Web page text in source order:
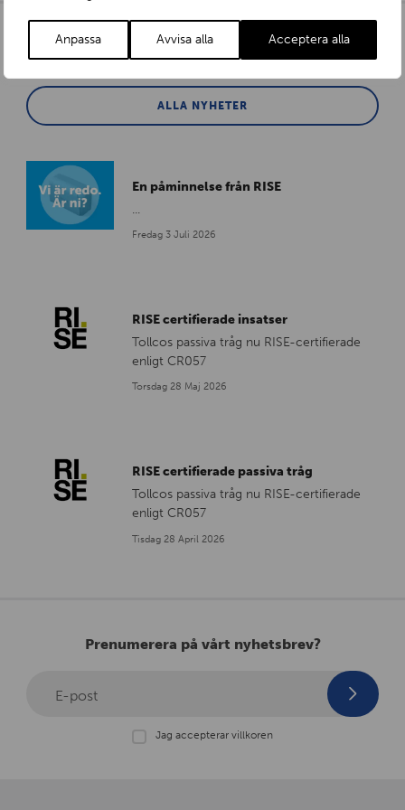
Anpassa Avvisa alla Acceptera alla
Fler nyheter
ALLA NYHETER
En påminnelse från RISE
...
Fredag 3 Juli 2026
RISE certifierade insatser
Tollcos passiva tråg nu RISE-certifierade
enligt CR057
Torsdag 28 Maj 2026
RISE certifierade passiva tråg
Tollcos passiva tråg nu RISE-certifierade
enligt CR057
Tisdag 28 April 2026
Prenumerera på vårt nyhetsbrev?
E-post
Jag accepterar villkoren